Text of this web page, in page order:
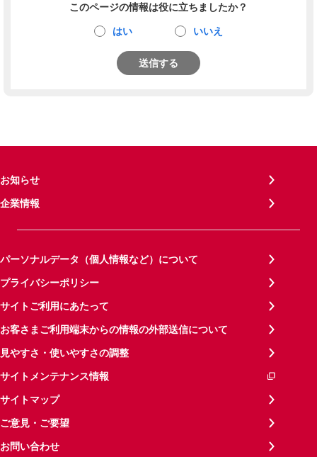
このページの情報は役に立ちましたか？
はい いいえ
送信する
お知らせ
企業情報
パーソナルデータ（個人情報など）について
プライバシーポリシー
サイトご利用にあたって
お客さまご利用端末からの情報の外部送信について
見やすさ・使いやすさの調整
サイトメンテナンス情報
サイトマップ
ご意見・ご要望
お問い合わせ